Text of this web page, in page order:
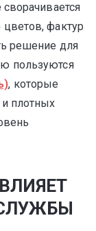
фактур
решение для
пользуются
, которые
плотных